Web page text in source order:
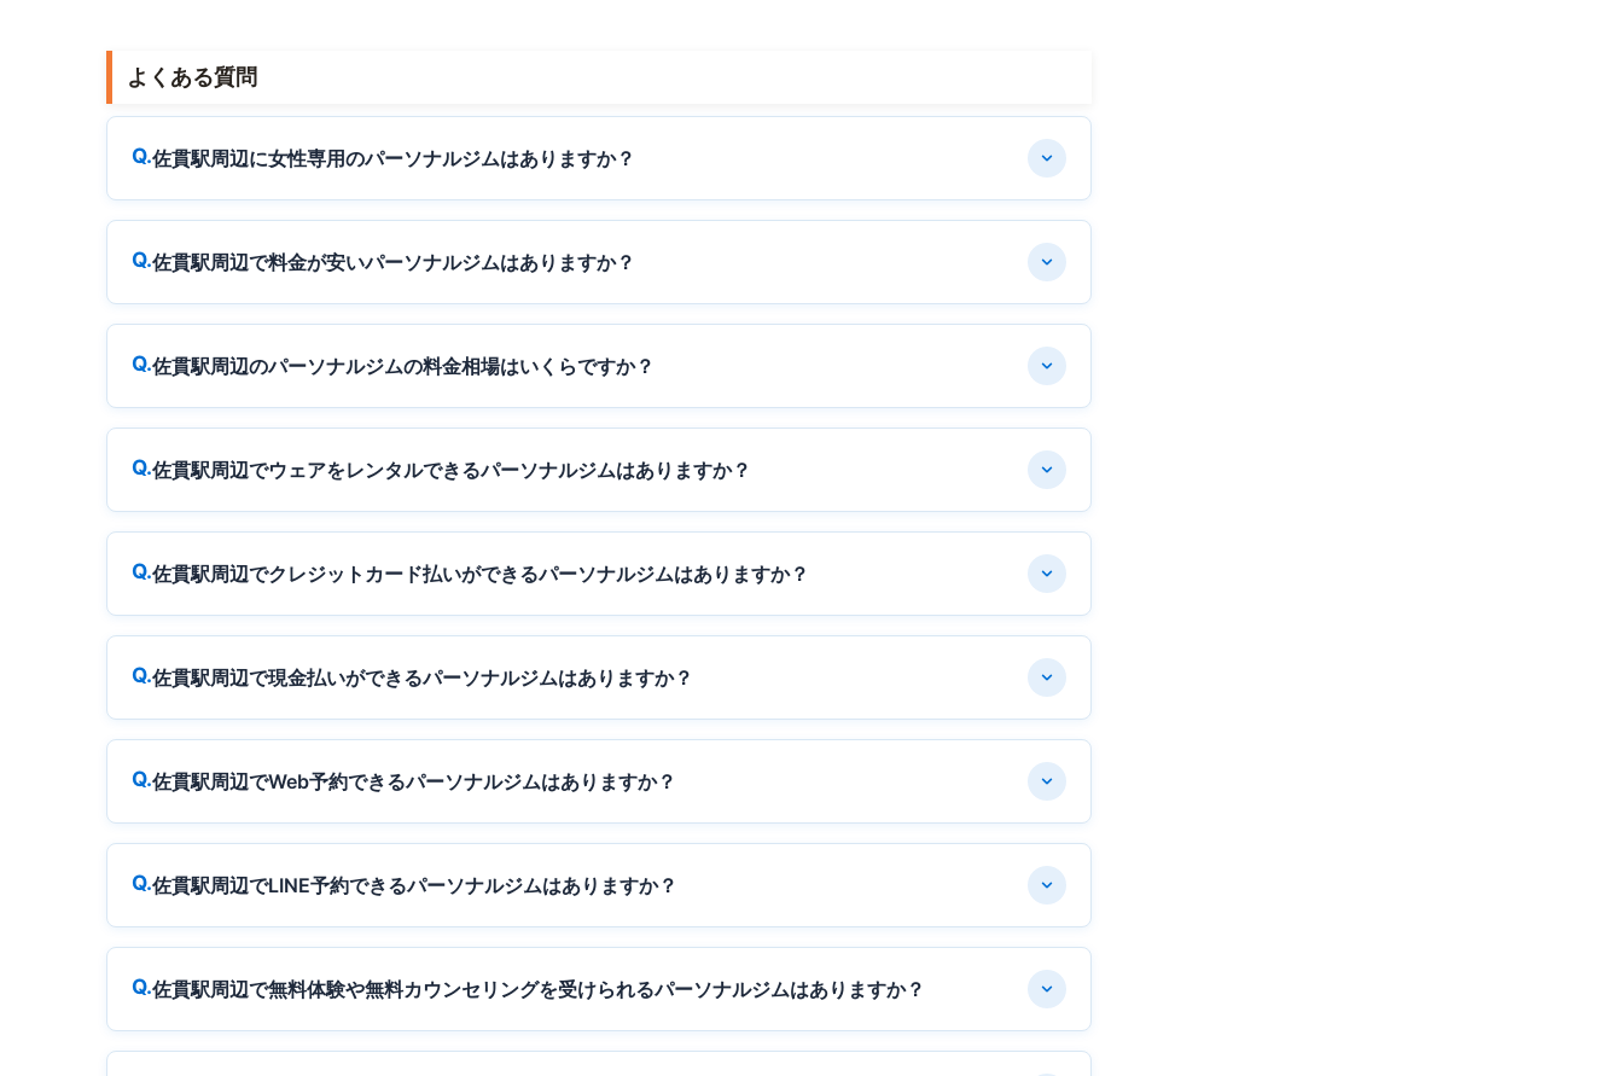
よくある質問
佐貫駅周辺に女性専用のパーソナルジムはありますか？
佐貫駅周辺で料金が安いパーソナルジムはありますか？
佐貫駅周辺のパーソナルジムの料金相場はいくらですか？
佐貫駅周辺でウェアをレンタルできるパーソナルジムはありますか？
佐貫駅周辺でクレジットカード払いができるパーソナルジムはありますか？
佐貫駅周辺で現金払いができるパーソナルジムはありますか？
佐貫駅周辺でWeb予約できるパーソナルジムはありますか？
佐貫駅周辺でLINE予約できるパーソナルジムはありますか？
佐貫駅周辺で無料体験や無料カウンセリングを受けられるパーソナルジムはありますか？